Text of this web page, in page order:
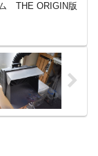
ム THE ORIGIN版